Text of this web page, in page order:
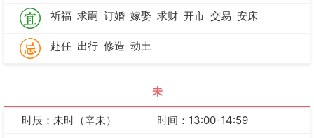
祈福 求嗣 订婚 嫁娶 求财 开市 交易 安床
赴任 出行 修造 动土
未
时辰：未时（辛未）
时间：13:00-14:59